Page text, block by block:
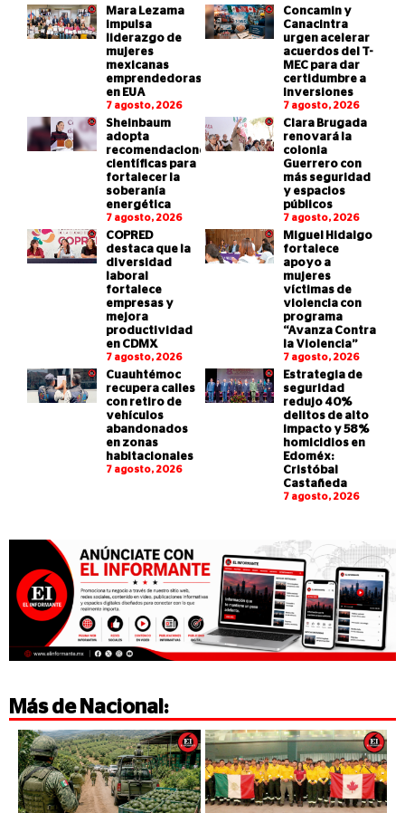
Mara Lezama
impulsa
liderazgo de
mujeres
mexicanas
emprendedoras
en EUA
7 agosto, 2026
Concamin y
Canacintra
urgen acelerar
acuerdos del T-
MEC para dar
certidumbre a
inversiones
7 agosto, 2026
Sheinbaum
adopta
recomendaciones
científicas para
fortalecer la
soberanía
energética
7 agosto, 2026
Clara Brugada
renovará la
colonia
Guerrero con
más seguridad
y espacios
públicos
7 agosto, 2026
COPRED
destaca que la
diversidad
laboral
fortalece
empresas y
mejora
productividad
en CDMX
7 agosto, 2026
Miguel Hidalgo
fortalece
apoyo a
mujeres
víctimas de
violencia con
programa
“Avanza Contra
la Violencia”
7 agosto, 2026
Cuauhtémoc
recupera calles
con retiro de
vehículos
abandonados
en zonas
habitacionales
7 agosto, 2026
Estrategia de
seguridad
redujo 40%
delitos de alto
impacto y 58%
homicidios en
Edoméx:
Cristóbal
Castañeda
7 agosto, 2026
Más de Nacional :